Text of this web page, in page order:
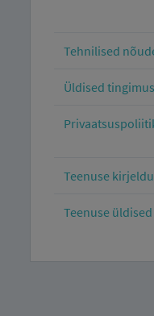
Tehnilised
Üldised
Teenuse
Teenuse